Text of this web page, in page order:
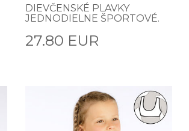
DIEVČENSKÉ PLAVKY
JEDNODIELNE ŠPORTOVÉ.
27.80 EUR